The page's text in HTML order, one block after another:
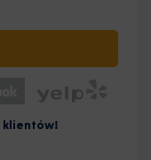
klientów!